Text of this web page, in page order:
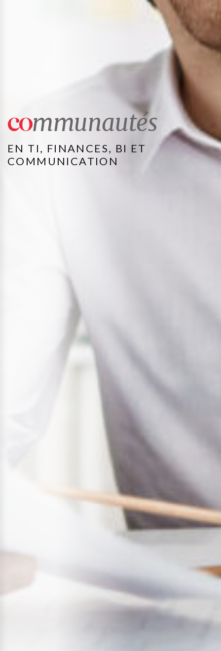
communautés
EN TI, FINANCES, BI ET
COMMUNICATION